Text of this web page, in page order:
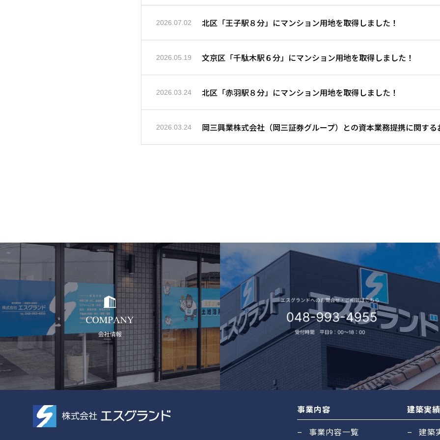
2026.07.02 北区「王子駅８分」にマンション用地を取得しました！
2026.05.19 文京区「千駄木駅６分」にマンション用地を取得しました！
2026.03.24 北区「赤羽駅８分」にマンション用地を取得しました！
2026.03.24 岡三興業株式会社（岡三証券グループ）との資本業務提携に関する
事業内容
事業内容一覧
建築実績
建築